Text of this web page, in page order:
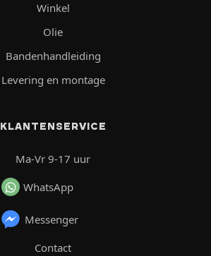
Winkel
Olie
Bandenhandleiding
Levering en montage
KLANTENSERVICE
Ma-Vr 9-17 uur
WhatsApp
Messenger
Contact